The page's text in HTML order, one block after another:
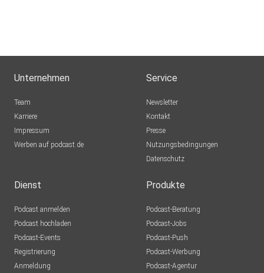
Unternehmen
Team
Karriere
Impressum
Werben auf podcast.de
Service
Newsletter
Kontakt
Presse
Nutzungsbedingungen
Datenschutz
Dienst
Podcast anmelden
Podcast hochladen
Podcast-Events
Registrierung
Anmeldung
Produkte
Podcast-Beratung
Podcast-Jobs
Podcast-Push
Podcast-Werbung
Podcast-Agentur